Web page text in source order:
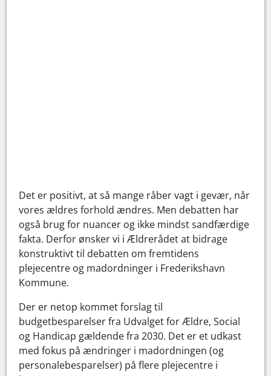
Det er positivt, at så mange råber vagt i gevær, når
vores ældres forhold ændres. Men debatten har
også brug for nuancer og ikke mindst sandfærdige
fakta. Derfor ønsker vi i Ældrerådet at bidrage
konstruktivt til debatten om fremtidens
plejecentre og madordninger i Frederikshavn
Kommune.
Der er netop kommet forslag til
budgetbesparelser fra Udvalget for Ældre, Social
og Handicap gældende fra 2030. Det er et udkast
med fokus på ændringer i madordningen (og
personalebesparelser) på flere plejecentre i